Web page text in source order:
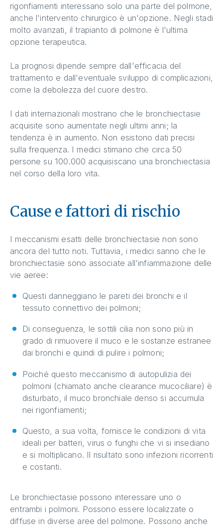
rigonfiamenti interessano solo una parte del polmone,
anche l'intervento chirurgico è un'opzione. Negli stadi
molto avanzati, il trapianto di polmone è l'ultima
opzione terapeutica.
La prognosi dipende sempre dall'efficacia del
trattamento e dall'eventuale sviluppo di complicazioni,
come la debolezza del cuore destro.
I dati internazionali mostrano che le bronchiectasie
acquisite sono aumentate negli ultimi anni; la
tendenza è in aumento. Non esistono dati precisi
sulla frequenza. I medici stimano che circa 50
persone su 100.000 acquisiscano una bronchiectasia
nel corso della loro vita.
Cause e fattori di rischio
I meccanismi esatti delle bronchiectasie non sono
ancora del tutto noti. Tuttavia, i medici sanno che le
bronchiectasie sono associate all'infiammazione delle
vie aeree:
Questi danneggiano le pareti dei bronchi e il
tessuto connettivo dei polmoni;
Di conseguenza, le sottili cilia non sono più in
grado di rimuovere il muco e le sostanze estranee
dai bronchi e quindi di pulire i polmoni;
Poiché questo meccanismo di autopulizia dei
polmoni (chiamato anche clearance mucociliare) è
disturbato, il muco bronchiale denso si accumula
nei rigonfiamenti;
Questo, a sua volta, fornisce le condizioni di vita
ideali per batteri, virus o funghi che vi si insediano
e si moltiplicano. Il risultato sono infezioni ricorrenti
e costanti.
Le bronchiectasie possono interessare uno o
entrambi i polmoni. Possono essere localizzate o
diffuse in diverse aree del polmone. Possono anche